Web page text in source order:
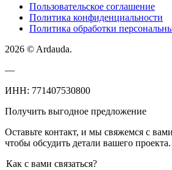
Пользовательское соглашение
Политика конфиденциальности
Политика обработки
2026 © Ardauda.
—
ИНН: 771407530800
Получить выгодное предложение
Оставьте контакт, и мы свяжемся с
чтобы обсудить детали вашего проекта.
Как с вами связаться?